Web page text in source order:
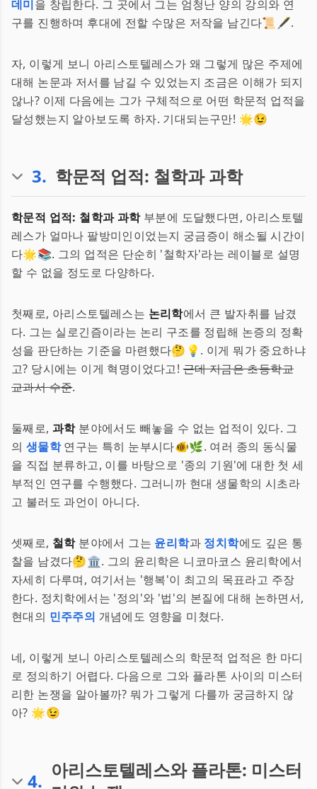
데미을 창립한다. 그 곳에서 그는 엄청난 양의 강의와 연
구를 진행하며 후대에 전할 수많은 저작을 남긴다📜🖋.
자, 이렇게 보니 아리스토텔레스가 왜 그렇게 많은 주제에
대해 논문과 저서를 남길 수 있었는지 조금은 이해가 되지
않나? 이제 다음에는 그가 구체적으로 어떤 학문적 업적을
달성했는지 알아보도록 하자. 기대되는구만! 🌟😉
3. 학문적 업적: 철학과 과학
학문적 업적: 철학과 과학부분에 도달했다면, 아리스토텔
레스가 얼마나 팔방미인이었는지 궁금증이 해소될 시간이
다🌟📚. 그의 업적은 단순히 '철학자'라는 레이블로 설명
할 수 없을 정도로 다양하다.
첫째로, 아리스토텔레스는 논리학에서 큰 발자취를 남겼
다. 그는 실로긴즘이라는 논리 구조를 정립해 논증의 정확
성을 판단하는 기준을 마련했다🤔💡. 이게 뭐가 중요하냐
고? 당시에는 이게 혁명이었다고!근데 지금은 초등학교
교과서 수준.
둘째로, 과학분야에서도 빼놓을 수 없는 업적이 있다. 그
의 생물학연구는 특히 눈부시다🐠🌿. 여러 종의 동식물
을 직접 분류하고, 이를 바탕으로 '종의 기원'에 대한 첫 세
부적인 연구를 수행했다. 그러니까 현대 생물학의 시초라
고 불러도 과언이 아니다.
셋째로, 철학분야에서 그는 윤리학과 정치학에도 깊은 통
찰을 남겼다🤔🏛️. 그의 윤리학은 니코마코스 윤리학에서
자세히 다루며, 여기서는 '행복'이 최고의 목표라고 주장
한다. 정치학에서는 '정의'와 '법'의 본질에 대해 논하면서,
현대의 민주주의 개념에도 영향을 미쳤다.
네, 이렇게 보니 아리스토텔레스의 학문적 업적은 한 마디
로 정의하기 어렵다. 다음으로 그와 플라톤 사이의 미스터
리한 논쟁을 알아볼까? 뭐가 그렇게 다를까 궁금하지 않
아? 🌟😉
4. 아리스토텔레스와 플라톤: 미스터